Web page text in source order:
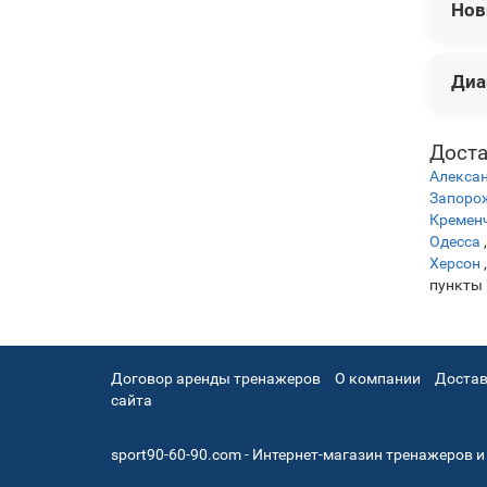
Нож
Нож
Нож
Одесса ,
Херсон ,
пункты
Договор аренды тренажеров О компании
сайта
sport90-60-90.com - Интернет-магазин тренажеров